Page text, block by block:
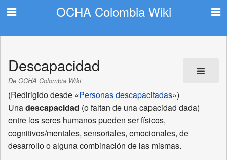
OCHA Colombia Wiki
Descapacidad
De OCHA Colombia Wiki
(Redirigido desde «Personas descapacitadas»)
Unadescapacidad (o faltan de una capacidad dada)
entre los seres humanos pueden ser físicos,
cognitivos/mentales, sensoriales, emocionales, de
desarrollo o alguna combinación de las mismas.